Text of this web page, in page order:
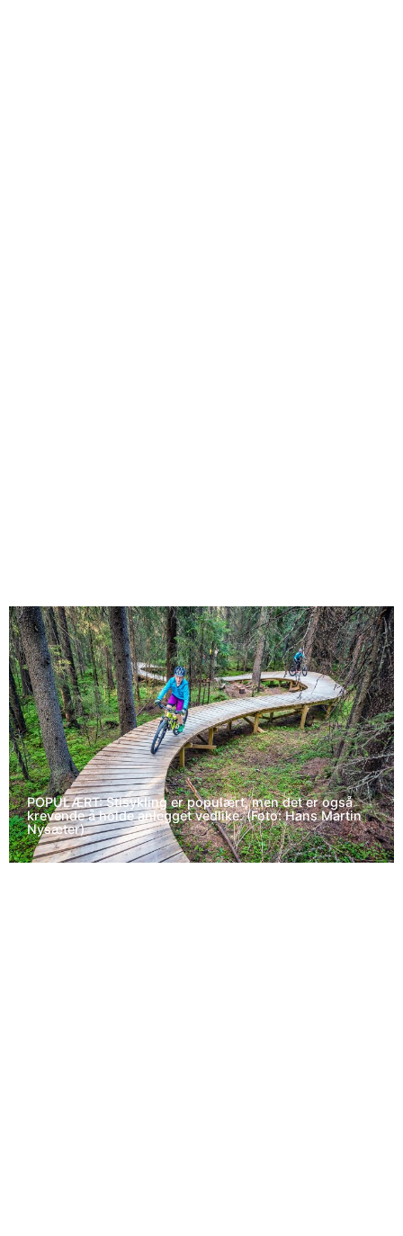
POPULÆRT: Stisykling er populært, men det er også
krevende å holde anlegget vedlike. (Foto: Hans Martin
Nysæter)